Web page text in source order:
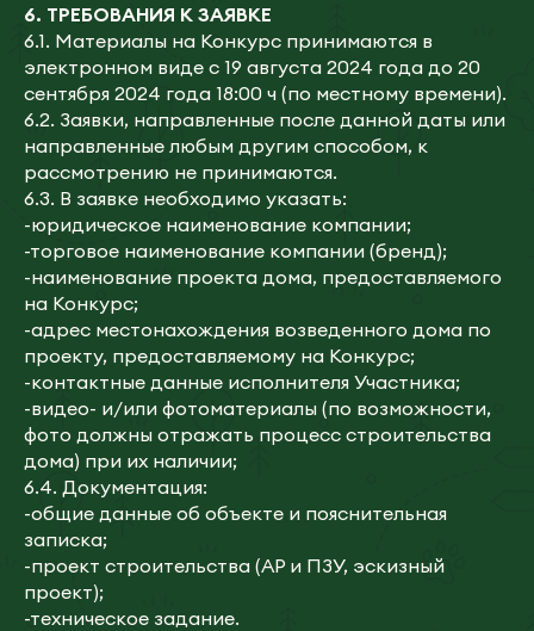
6. ТРЕБОВАНИЯ К ЗАЯВКЕ
6.1. Материалы на Конкурс принимаются в
электронном виде с 19 августа 2024 года до 20
сентября 2024 года 18:00 ч (по местному времени).
6.2. Заявки, направленные после данной даты или
направленные любым другим способом, к
рассмотрению не принимаются.
6.3. В заявке необходимо указать:
-юридическое наименование компании;
-торговое наименование компании (бренд);
-наименование проекта дома, предоставляемого
на Конкурс;
-адрес местонахождения возведенного дома по
проекту, предоставляемому на Конкурс;
-контактные данные исполнителя Участника;
-видео- и/или фотоматериалы (по возможности,
фото должны отражать процесс строительства
дома) при их наличии;
6.4. Документация:
-общие данные об объекте и пояснительная
записка;
-проект строительства (АР и ПЗУ, эскизный
проект);
-техническое задание.